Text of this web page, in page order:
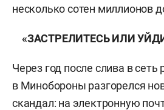
несколько сотен миллионов
«ЗАСТРЕЛИТЕСЬ ИЛИ
Через год после слива в
в Минобороны разгорелся
скандал: на электронную